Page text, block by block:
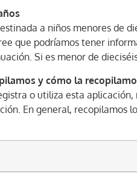
a niños menores de
que podríamos tener
Si es menor de
y cómo la
o utiliza esta
En general, recopilamos